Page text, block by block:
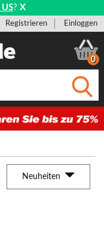
? X
Registrieren Einloggen
0
Neuheiten